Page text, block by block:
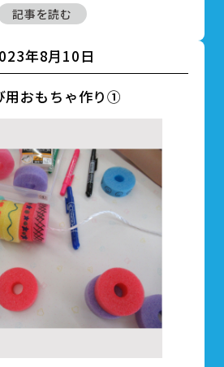
記事を読む
年8月10日
用おもちゃ作り①